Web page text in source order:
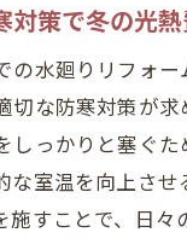
対策で冬の光
の水廻りリフォ
切な防寒対策が
しっかりと塞ぐ
な室温を向上さ
施すことで、日